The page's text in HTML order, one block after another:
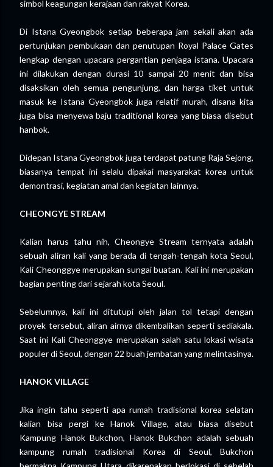
simbol keagungan kerajaan dan rakyat Korea.
Di Istana Gyeongbok setiap beberapa jam sekali akan ada
pertunjukan pembukaan dan penutupan Royal Palace Gates
lengkap dengan upacara pergantian penjaga istana. Upacara
ini dilakukan dengan durasi 10 sampai 20 menit dan bisa
disaksikan oleh semua pengunjung, dan harga tiket untuk
masuk ke Istana Gyeongbok juga relatif murah, disana kita
juga bisa menyewa baju traditional korea yang biasa disebut
hanbok.
Didepan Istana Gyeongbok juga terdapat patung Raja Sejong,
biasanya tempat ini selalu dipakai masyarakat korea untuk
demontrasi, kegiatan amal dan kegiatan lainnya.
CHEONGYE STREAM
Kalian harus tahu nih, Cheongye Stream ternyata adalah
sebuah aliran kali yang berada di tengah-tengah kota Seoul,
Kali Cheonggye merupakan sungai buatan. Kali ini merupakan
bagian penting dari sejarah kota Seoul.
Sebelumnya, kali ini ditutupi oleh jalan tol tetapi dengan
proyek tersebut, aliran airnya dikembalikan seperti sediakala.
Saat ini Kali Cheonggye merupakan salah satu lokasi wisata
populer di Seoul, dengan 22 buah jembatan yang melintasinya.
HANOK VILLAGE
Jika ingin tahu seperti apa rumah tradisional korea selatan
kalian bisa pergi ke Hanok Village, atau biasa disebut
Kampung Hanok Bukchon, Hanok Bukchon adalah sebuah
kampung rumah tradisional Korea di Seoul, Bukchon